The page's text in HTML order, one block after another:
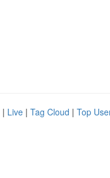
| Live | Tag Cloud | Top